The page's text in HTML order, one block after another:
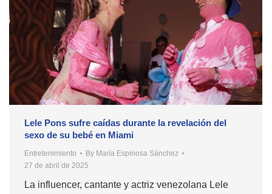
Lele Pons sufre caídas durante la revelación del
sexo de su bebé en Miami
Entretenimiento By María Espinosa Sánchez
27 de abril de 2025
La influencer, cantante y actriz venezolana Lele